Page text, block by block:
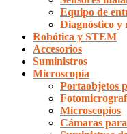
Equipo de
Diagnóstico y
Robótica y STEM
Accesorios
Suministros
Microscopía
Portaobjetos
Microscopios
Cámaras